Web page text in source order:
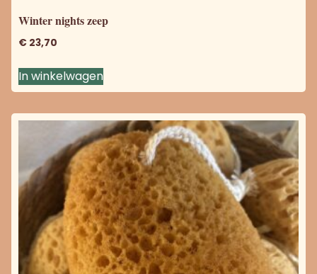
Winter nights zeep
€ 23,70
In winkelwagen